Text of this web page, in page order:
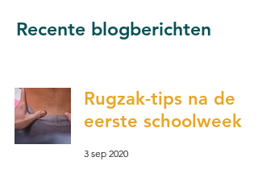
Recente blogberichten
Rugzak-tips na de
eerste schoolweek
3 sep 2020